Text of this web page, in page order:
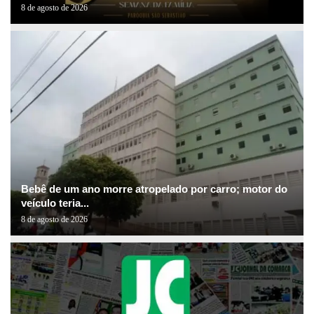
8 de agosto de 2026
Bebê de um ano morre atropelado por carro; motor do
veículo teria...
8 de agosto de 2026